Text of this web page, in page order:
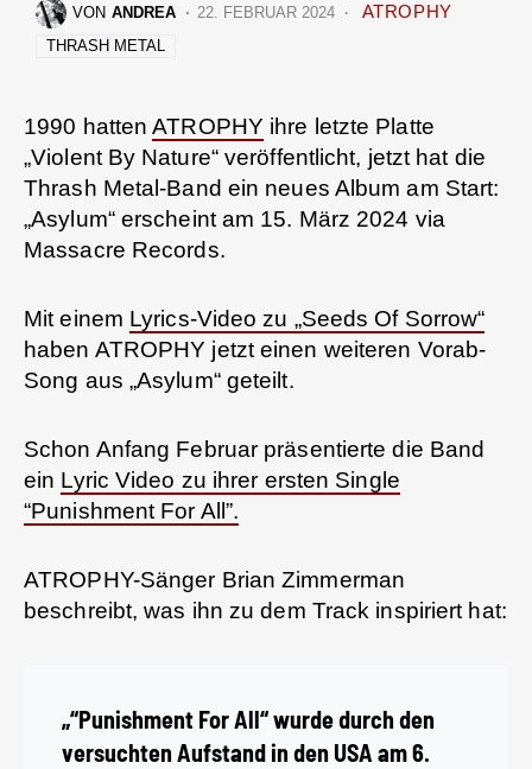
VON ANDREA 22. FEBRUAR 2024 ATROPHY
THRASH METAL
1990 hattenATROPHY ihre letzte Platte
„Violent By Nature“ veröffentlicht, jetzt hat die
Thrash Metal-Band ein neues Album am Start:
„Asylum“ erscheint am 15. März 2024 via
Massacre Records.
Mit einem Lyrics-Video zu „Seeds Of Sorrow“
haben ATROPHY jetzt einen weiteren Vorab-
Song aus „Asylum“ geteilt.
Schon Anfang Februar präsentierte die Band
ein Lyric Video zu ihrer ersten Single
“Punishment For All”.
ATROPHY-Sänger Brian Zimmerman
beschreibt, was ihn zu dem Track inspiriert hat:
„“Punishment For All“ wurde durch den
versuchten Aufstand in den USA am 6.